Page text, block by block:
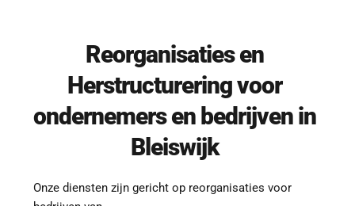
Reorganisaties en
Herstructurering voor
Bleiswijk
Onze diensten zijn gericht op reorganisaties voor